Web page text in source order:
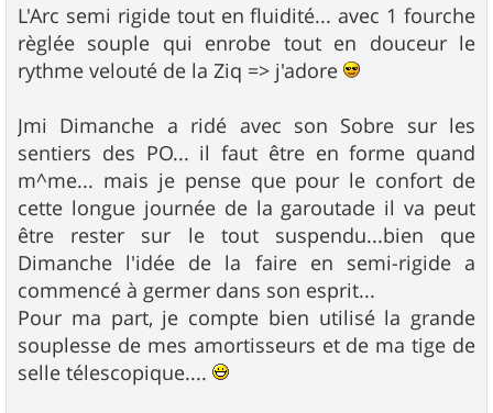
s
s
a
g
e
L'Arc semi rigide tout en fluidité... avec 1 fourche
règlée souple qui enrobe tout en douceur le
rythme velouté de la Ziq => j'adore
Jmi Dimanche a ridé avec son Sobre sur les
sentiers des PO... il faut être en forme quand
m^me... mais je pense que pour le confort de
cette longue journée de la garoutade il va peut
être rester sur le tout suspendu...bien que
Dimanche l'idée de la faire en semi-rigide a
commencé à germer dans son esprit...
Pour ma part, je compte bien utilisé la grande
souplesse de mes amortisseurs et de ma tige de
selle télescopique....